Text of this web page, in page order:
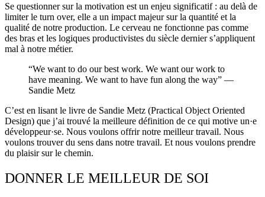
Se questionner sur la motivation est un enjeu significatif : au delà de
limiter le turn over, elle a un impact majeur sur la quantité et la
qualité de notre production. Le cerveau ne fonctionne pas comme
des bras et les logiques productivistes du siècle dernier s’appliquent
mal à notre métier.
“We want to do our best work. We want our work to
have meaning. We want to have fun along the way” —
Sandie Metz
C’est en lisant le livre de Sandie Metz (Practical Object Oriented
Design) que j’ai trouvé la meilleure définition de ce qui motive un·e
développeur·se. Nous voulons offrir notre meilleur travail. Nous
voulons trouver du sens dans notre travail. Et nous voulons prendre
du plaisir sur le chemin.
DONNER LE MEILLEUR DE SOI